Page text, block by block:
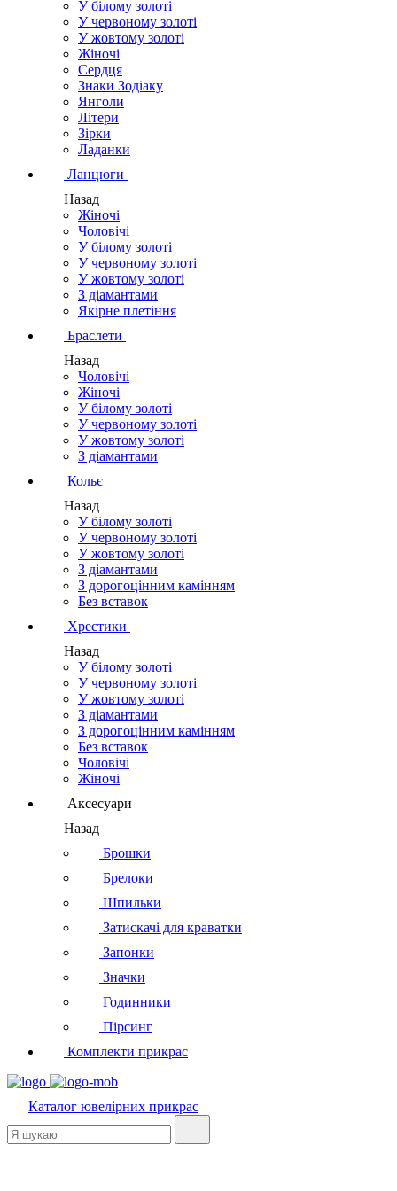
У білому золоті
У червоному золоті
У жовтому золоті
Жіночі
Сердця
Знаки Зодіаку
Янголи
Літери
Зірки
Ладанки
Ланцюги
Назад
Жіночі
Чоловічі
У білому золоті
У червоному золоті
У жовтому золоті
З діамантами
Якірне плетіння
Браслети
Назад
Чоловічі
Жіночі
У білому золоті
У червоному золоті
У жовтому золоті
З діамантами
Кольє
Назад
У білому золоті
У червоному золоті
У жовтому золоті
З діамантами
З дорогоцінним камінням
Без вставок
Хрестики
Назад
У білому золоті
У червоному золоті
У жовтому золоті
З діамантами
З дорогоцінним камінням
Без вставок
Чоловічі
Жіночі
Аксесуари
Назад
Брошки
Брелоки
Шпильки
Затискачі для краватки
Запонки
Значки
Годинники
Пірсинг
Комплекти прикрас
Каталог ювелірних прикрас